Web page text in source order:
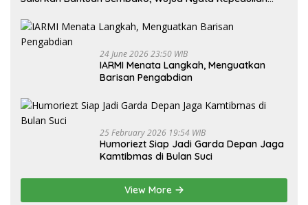
24 June 2026 23:50 WIB
IARMI Menata Langkah, Menguatkan
Barisan Pengabdian
25 February 2026 19:54 WIB
Humoriezt Siap Jadi Garda Depan Jaga
Kamtibmas di Bulan Suci
View More